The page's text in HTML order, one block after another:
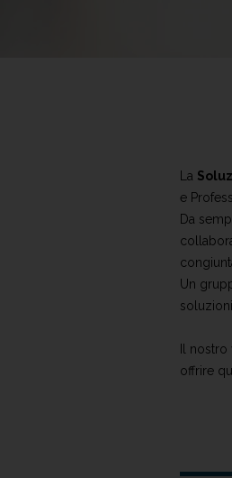
La
e
Da
Un
Il
offrire